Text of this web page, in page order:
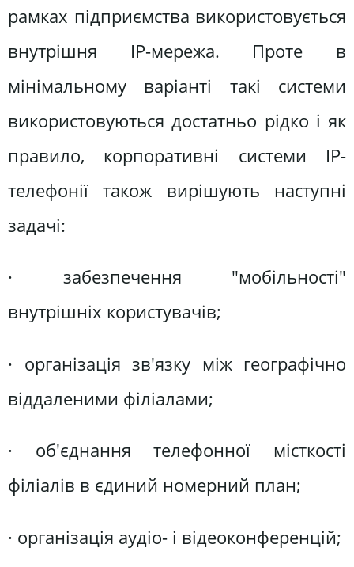
рамках підприємства використовується
внутрішня IP-мережа. Проте в
мінімальному варіанті такі системи
використовуються достатньо рідко і як
правило, корпоративні системи IP-
телефонії також вирішують наступні
задачі:
· забезпечення "мобільності"
внутрішніх користувачів;
· організація зв'язку між географічно
віддаленими філіалами;
· об'єднання телефонної місткості
філіалів в єдиний номерний план;
· організація аудіо- і відеоконференцій;